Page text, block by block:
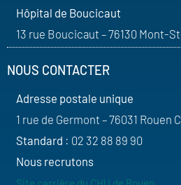
Hôpital de Boucicaut
13 rue Boucicaut – 76130 Mont-
NOUS CONTACTER
Adresse postale unique
1 rue de Germont – 76031 Rouen
Standard : 02 32 88 89 90
Nous recrutons